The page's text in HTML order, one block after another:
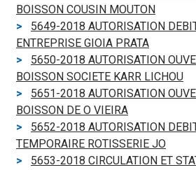
BOISSON COUSIN MOUTON
5649-2018 AUTORISATION
ENTREPRISE GIOIA PRATA
5650-2018 AUTORISATION
BOISSON SOCIETE KARR LICHOU
5651-2018 AUTORISATION
BOISSON DE O VIEIRA
5652-2018 AUTORISATION
TEMPORAIRE ROTISSERIE JO
5653-2018 CIRCULATION ET